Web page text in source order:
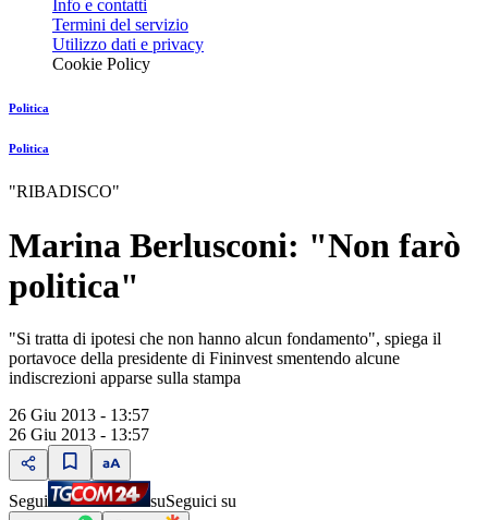
Info e contatti
Termini del servizio
Utilizzo dati e privacy
Cookie Policy
Politica
Politica
"RIBADISCO"
Marina Berlusconi: "Non farò
politica"
"Si tratta di ipotesi che non hanno alcun fondamento", spiega il
portavoce della presidente di Fininvest smentendo alcune
indiscrezioni apparse sulla stampa
26 Giu 2013 - 13:57
26 Giu 2013 - 13:57
Segui suSeguici su